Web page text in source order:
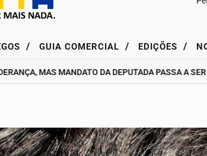
/ GUIA COMERCIAL / EDIÇÕES /
MAS MANDATO DA DEPUTADA PASSA A SER